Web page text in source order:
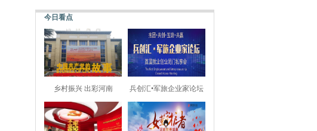
今日看点
乡村振兴 出彩河南 兵创汇•军旅企业家论坛